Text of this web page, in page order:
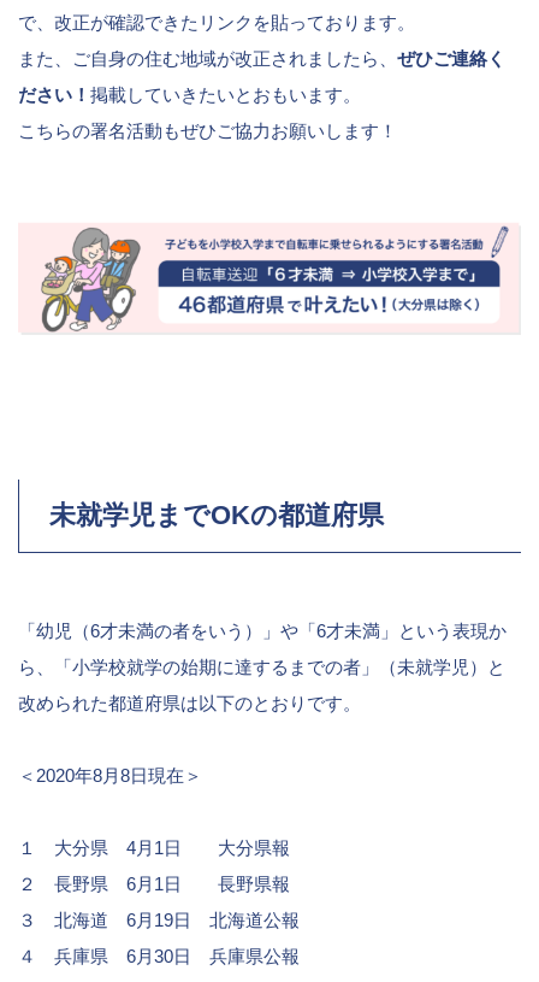
で、改正が確認できたリンクを貼っております。
また、ご自身の住む地域が改正されましたら、 ぜひご連絡く
ださい！ 掲載していきたいとおもいます。
こちらの署名活動もぜひご協力お願いします！
未就学児までOKの都道府県
「幼児（6才未満の者をいう）」や「6才未満」という表現か
ら、「小学校就学の始期に達するまでの者」（未就学児）と
改められた都道府県は以下のとおりです。
＜2020年8月8日現在＞
１ 大分県 4月1日 大分県報
２ 長野県 6月1日 長野県報
３ 北海道 6月19日 北海道公報
４ 兵庫県 6月30日 兵庫県公報